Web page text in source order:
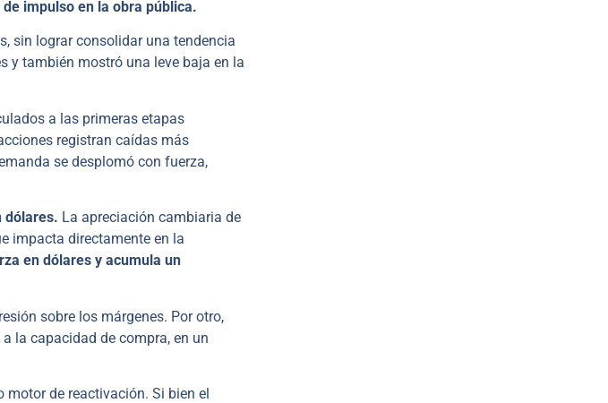
impulso en la obra pública.
sin lograr consolidar una tendencia
y también mostró una leve baja en la
a las primeras etapas
registran caídas más
se desplomó con fuerza,
dólares. La apreciación cambiaria de
impacta directamente en la
en dólares y acumula un
sobre los márgenes. Por otro,
la capacidad de compra, en un
de reactivación. Si bien el